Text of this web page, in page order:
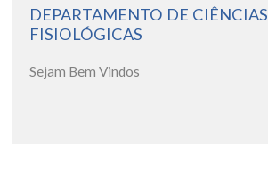
DEPARTAMENTO DE CIÊNCIAS
FISIOLÓGICAS
Sejam Bem Vindos